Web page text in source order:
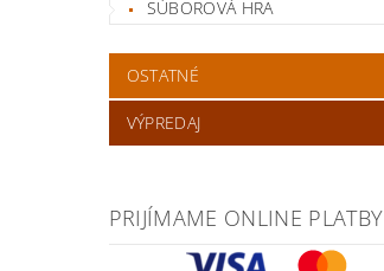
SÚBOROVÁ HRA
OSTATNÉ
VÝPREDAJ
PRIJÍMAME ONLINE PLATBY